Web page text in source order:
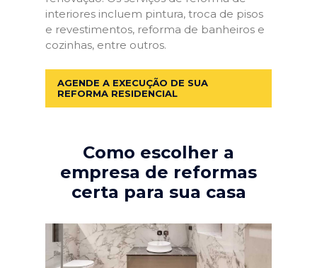
interiores incluem pintura, troca de pisos
e revestimentos, reforma de banheiros e
cozinhas, entre outros.
AGENDE A EXECUÇÃO DE SUA
REFORMA RESIDENCIAL
Como escolher a
empresa de reformas
certa para sua casa